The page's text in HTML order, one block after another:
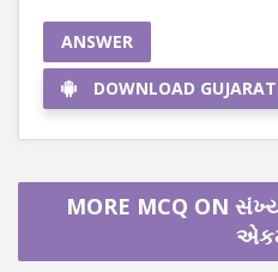
ANSWER
DOWNLOAD
MORE MCQ ON